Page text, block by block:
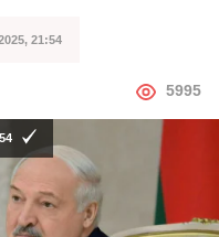
21:54
АВТОР
5995